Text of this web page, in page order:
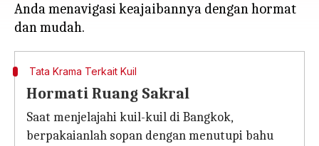
Anda menavigasi keajaibannya dengan hormat
Tata Krama Terkait Kuil
Hormati Ruang Sakral
Saat menjelajahi kuil-kuil di Bangkok,
berpakaianlah sopan dengan menutupi bahu